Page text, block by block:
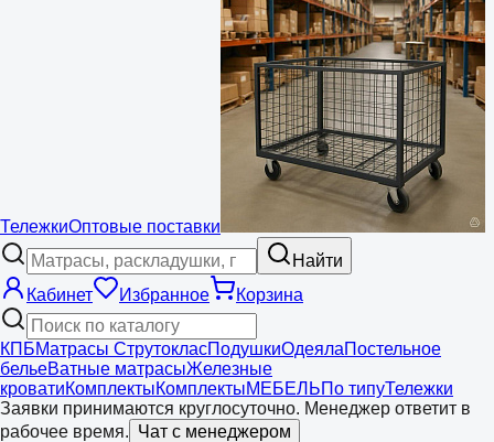
ТележкиОптовые поставки
Найти
Кабинет
Избранное Корзина
КПБМатрасы СтрутокласПодушкиОдеялаПостельное
бельеВатные матрасыЖелезные
кроватиКомплектыКомплектыМЕБЕЛЬПо типуТележки
Заявки принимаются круглосуточно. Менеджер ответит в
рабочее время. Чат с менеджером